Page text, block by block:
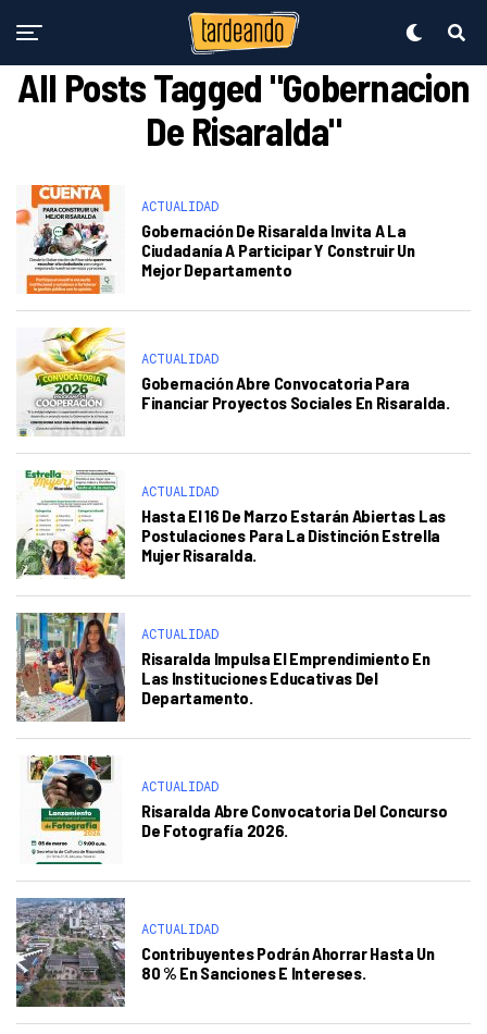
All Posts Tagged "Gobernacion
De Risaralda"
ACTUALIDAD
Gobernación De Risaralda Invita A La
Ciudadanía A Participar Y Construir Un
Mejor Departamento
ACTUALIDAD
Gobernación Abre Convocatoria Para
Financiar Proyectos Sociales En Risaralda.
ACTUALIDAD
Hasta El 16 De Marzo Estarán Abiertas Las
Postulaciones Para La Distinción Estrella
Mujer Risaralda.
ACTUALIDAD
Risaralda Impulsa El Emprendimiento En
Las Instituciones Educativas Del
Departamento.
ACTUALIDAD
Risaralda Abre Convocatoria Del Concurso
De Fotografía 2026.
ACTUALIDAD
Contribuyentes Podrán Ahorrar Hasta Un
80 % En Sanciones E Intereses.